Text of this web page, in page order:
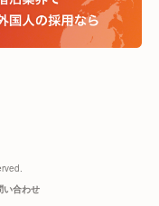
い合わせ